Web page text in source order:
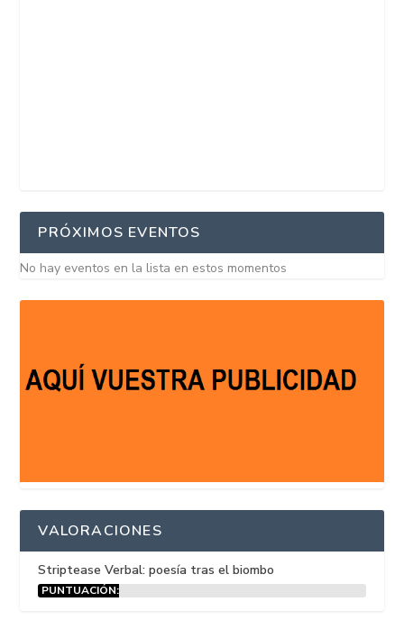
PRÓXIMOS EVENTOS
No hay eventos en la lista en estos momentos
VALORACIONES
Striptease Verbal: poesía tras el biombo
PUNTUACIÓN: